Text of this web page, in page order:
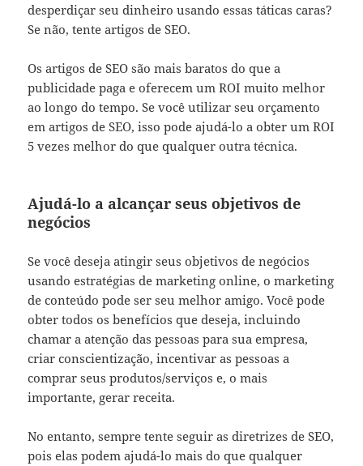
desperdiçar seu dinheiro usando essas táticas caras?
Se não, tente artigos de SEO.
Os artigos de SEO são mais baratos do que a
publicidade paga e oferecem um ROI muito melhor
ao longo do tempo. Se você utilizar seu orçamento
em artigos de SEO, isso pode ajudá-lo a obter um ROI
5 vezes melhor do que qualquer outra técnica.
Ajudá-lo a alcançar seus objetivos de
negócios
Se você deseja atingir seus objetivos de negócios
usando estratégias de marketing online, o marketing
de conteúdo pode ser seu melhor amigo. Você pode
obter todos os benefícios que deseja, incluindo
chamar a atenção das pessoas para sua empresa,
criar conscientização, incentivar as pessoas a
comprar seus produtos/serviços e, o mais
importante, gerar receita.
No entanto, sempre tente seguir as diretrizes de SEO,
pois elas podem ajudá-lo mais do que qualquer